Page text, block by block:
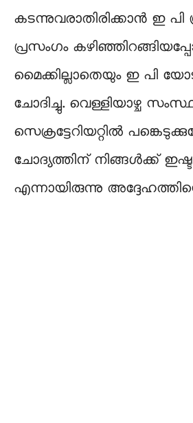
കടന്നുവരാതിരിക്കാൻ ഇ പി
പ്രസംഗം
മൈക്കില്ലാതെയും ഇ പി
ചോദിച്ചു. വെള്ളിയാഴ്ച
സെക്രട്ടേറിയറ്റിൽ
ചോദ്യത്തിന് നിങ്ങൾക്ക്
എന്നായിരുന്നു